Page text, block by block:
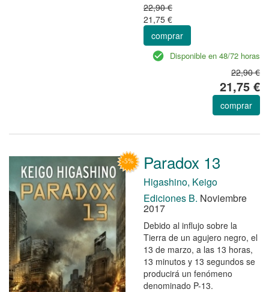
22,90 €
21,75 €
comprar
Disponible en 48/72 horas
22,90 €
21,75 €
comprar
Paradox 13
Higashino, Keigo
Ediciones B. Noviembre
2017
Debido al influjo sobre la
Tierra de un agujero negro, el
13 de marzo, a las 13 horas,
13 minutos y 13 segundos se
producirá un fenómeno
denominado P-13.